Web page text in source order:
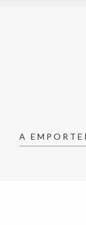
A